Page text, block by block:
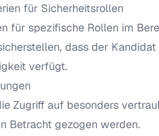
für Sicherheitsrollen
für spezifische Rollen im
dass der
verfügt.
Zugriff auf besonders
Betracht gezogen werden.